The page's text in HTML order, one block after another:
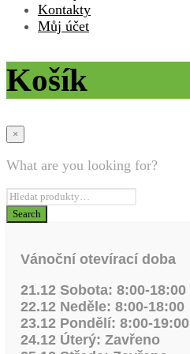
Kontakty
Můj účet
Košík
×
What are you looking for?
Vánoční otevírací doba
21.12 Sobota: 8:00-18:00
22.12 Neděle: 8:00-18:00
23.12 Pondělí: 8:00-19:00
24.12 Úterý: Zavřeno